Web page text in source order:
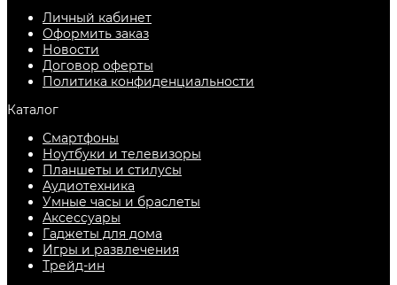
Личный кабинет
Оформить заказ
Новости
Договор оферты
Политика конфиденциальности
Каталог
Смартфоны
Ноутбуки и телевизоры
Планшеты и стилусы
Аудиотехника
Умные часы и браслеты
Аксессуары
Гаджеты для дома
Игры и развлечения
Трейд-ин